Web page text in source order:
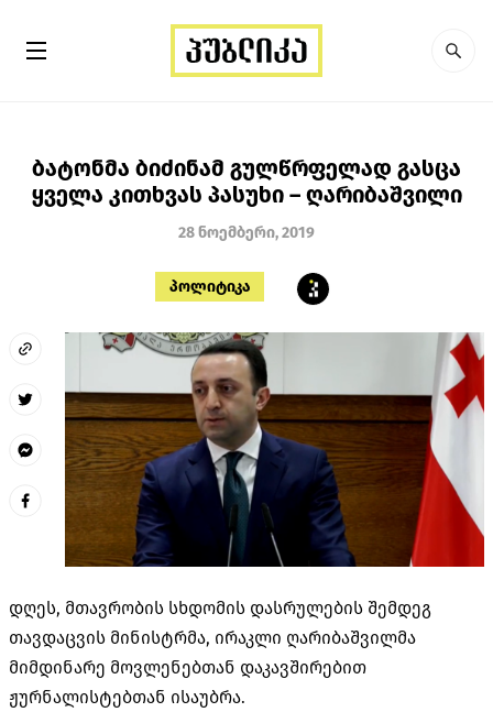
ბატონმა ბიძინამ გულწრფელად გასცა
ყველა კითხვას პასუხი – ღარიბაშვილი
28 ნოემბერი, 2019
პოლიტიკა
დღეს, მთავრობის სხდომის დასრულების შემდეგ
თავდაცვის მინისტრმა, ირაკლი ღარიბაშვილმა
მიმდინარე მოვლენებთან დაკავშირებით
ჟურნალისტებთან ისაუბრა.